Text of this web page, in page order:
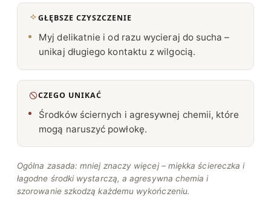
GŁĘBSZE CZYSZCZENIE
Myj delikatnie i od razu wycieraj do sucha –
unikaj długiego kontaktu z wilgocią.
CZEGO UNIKAĆ
Środków ściernych i agresywnej chemii, które
mogą naruszyć powłokę.
Ogólna zasada: mniej znaczy więcej – miękka ściereczka i
łagodne środki wystarczą, a agresywna chemia i
szorowanie szkodzą każdemu wykończeniu.